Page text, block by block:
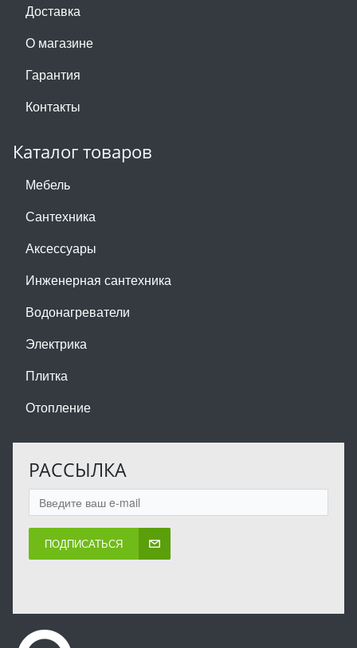
Доставка
О магазине
Гарантия
Контакты
Каталог товаров
Мебель
Сантехника
Аксессуары
Инженерная сантехника
Водонагреватели
Электрика
Плитка
Отопление
РАССЫЛКА
ПОДПИСАТЬСЯ